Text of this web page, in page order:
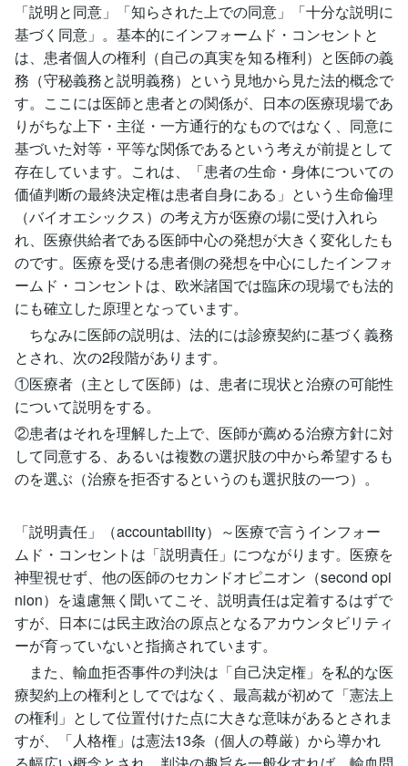
「説明と同意」「知らされた上での同意」「十分な説明に
基づく同意」。基本的にインフォームド・コンセントと
は、患者個人の権利（自己の真実を知る権利）と医師の義
務（守秘義務と説明義務）という見地から見た法的概念で
す。ここには医師と患者との関係が、日本の医療現場であ
りがちな上下・主従・一方通行的なものではなく、同意に
基づいた対等・平等な関係であるという考えが前提として
存在しています。これは、「患者の生命・身体についての
価値判断の最終決定権は患者自身にある」という生命倫理
（バイオエシックス）の考え方が医療の場に受け入れら
れ、医療供給者である医師中心の発想が大きく変化したも
のです。医療を受ける患者側の発想を中心にしたインフォ
ームド・コンセントは、欧米諸国では臨床の現場でも法的
にも確立した原理となっています。
ちなみに医師の説明は、法的には診療契約に基づく義務
とされ、次の2段階があります。
①医療者（主として医師）は、患者に現状と治療の可能性
について説明をする。
②患者はそれを理解した上で、医師が薦める治療方針に対
して同意する、あるいは複数の選択肢の中から希望するも
のを選ぶ（治療を拒否するというのも選択肢の一つ）。
「説明責任」（accountability）～医療で言うインフォー
ムド・コンセントは「説明責任」につながります。医療を
神聖視せず、他の医師のセカンドオピニオン（second opi
nion）を遠慮無く聞いてこそ、説明責任は定着するはずで
すが、日本には民主政治の原点となるアカウンタビリティ
ーが育っていないと指摘されています。
また、輸血拒否事件の判決は「自己決定権」を私的な医
療契約上の権利としてではなく、最高裁が初めて「憲法上
の権利」として位置付けた点に大きな意味があるとされま
すが、「人格権」は憲法13条（個人の尊厳）から導かれ